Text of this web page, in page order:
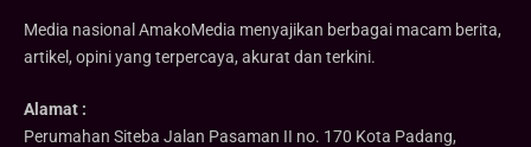
Media nasional AmakoMedia menyajikan berbagai macam berita,
artikel, opini yang terpercaya, akurat dan terkini.
Alamat :
Perumahan Siteba Jalan Pasaman II no. 170 Kota Padang,